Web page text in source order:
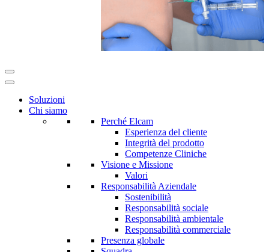
Soluzioni
Chi siamo
Perché Elcam
Esperienza del cliente
Integrità del prodotto
Competenze Cliniche
Visione e Missione
Valori
Responsabilità Aziendale
Sostenibilità
Responsabilità sociale
Responsabilità ambientale
Responsabilità commerciale
Presenza globale